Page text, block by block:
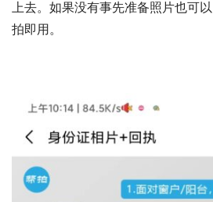
上去。如果没有事先准备照片也可
拍即用。